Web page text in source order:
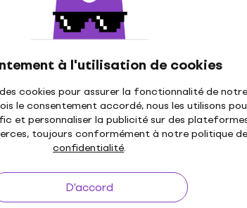
à l'utilisation de cookies
cookies pour assurer la fonctionnalité de notre
le consentement accordé, nous les utilisons
et personnaliser la publicité sur des
toujours conformément à notre politique de
confidentialité.
D'accord